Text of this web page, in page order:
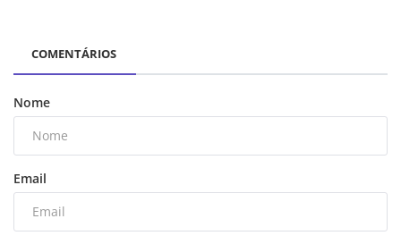
COMENTÁRIOS
Nome
Email